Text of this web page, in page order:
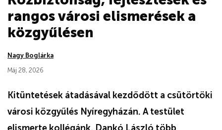
rangos városi elismerések a
közgyűlésen
Nagy Boglárka
Máj 28, 2026
Kitüntetések átadásával kezdődött a csütörtöki
városi közgyűlés Nyíregyházán. A testület